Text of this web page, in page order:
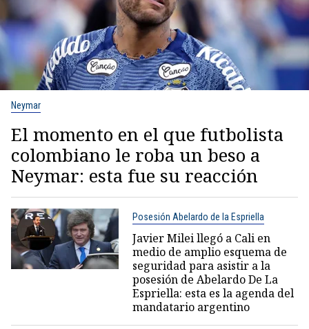
Neymar
El momento en el que futbolista
colombiano le roba un beso a
Neymar: esta fue su reacción
Posesión Abelardo de la Espriella
Javier Milei llegó a Cali en
medio de amplio esquema de
seguridad para asistir a la
posesión de Abelardo De La
Espriella: esta es la agenda del
mandatario argentino